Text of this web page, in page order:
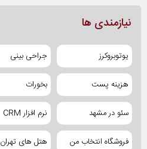
نیازمندی ها
یوتوبروکرز جراحی بینی
هزینه پست بخورات
سئو در مشهد نرم افزار CRM
فروشگاه انتخاب من هتل های تهران